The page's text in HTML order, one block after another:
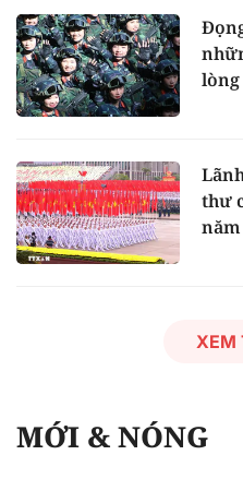
lòng
thư
XEM
MỚI & NÓNG